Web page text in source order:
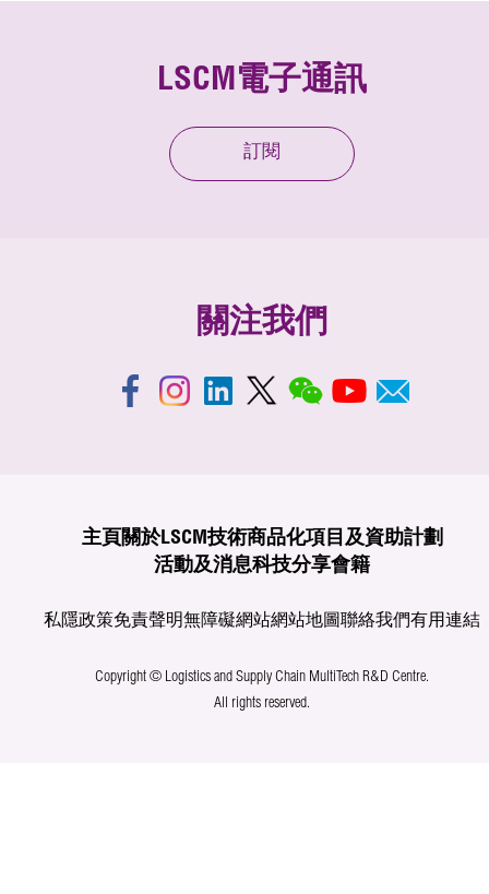
LSCM電子通訊
訂閱
關注我們
主頁關於LSCM技術商品化項目及資助計劃
活動及消息科技分享會籍
私隱政策免責聲明無障礙網站網站地圖聯絡我們有用連結
Copyright © Logistics and Supply Chain MultiTech R&D Centre.
All rights reserved.